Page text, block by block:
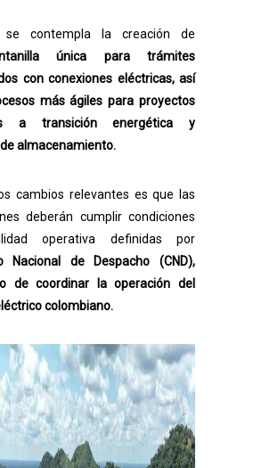
se contempla la creación de
única para trámites
con conexiones eléctricas, así
más ágiles para proyectos
a transición energética y
almacenamiento.
cambios relevantes es que las
deberán cumplir condiciones
operativa definidas por
Nacional de Despacho (CND),
de coordinar la operación del
colombiano.